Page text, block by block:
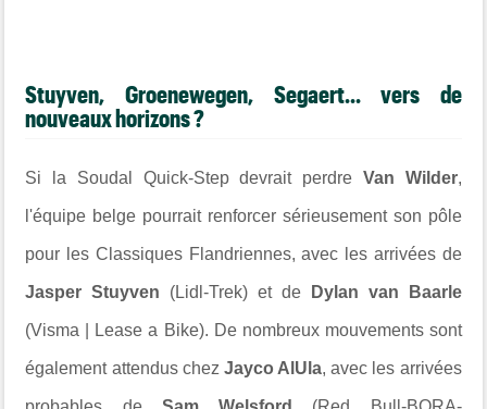
Stuyven, Groenewegen, Segaert... vers de
nouveaux horizons ?
Si la Soudal Quick-Step devrait perdre Van Wilder,
l'équipe belge pourrait renforcer sérieusement son pôle
pour les Classiques Flandriennes, avec les arrivées de
Jasper Stuyven (Lidl-Trek) et de Dylan van Baarle
(Visma | Lease a Bike). De nombreux mouvements sont
également attendus chez Jayco AlUla, avec les arrivées